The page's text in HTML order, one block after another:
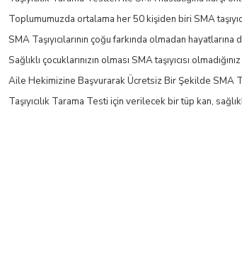
Toplumumuzda ortalama her 50 kişiden biri SMA
SMA Taşıyıcılarının çoğu farkında olmadan
Sağlıklı çocuklarınızın olması SMA taşıyıcısı
Aile Hekimizine Başvurarak Ücretsiz Bir Şekilde SMA
Taşıyıcılık Tarama Testi için verilecek bir tüp kan,